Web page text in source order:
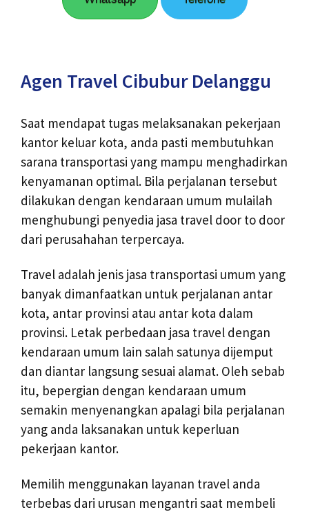
Agen Travel Cibubur Delanggu
Saat mendapat tugas melaksanakan pekerjaan
kantor keluar kota, anda pasti membutuhkan
sarana transportasi yang mampu menghadirkan
kenyamanan optimal. Bila perjalanan tersebut
dilakukan dengan kendaraan umum mulailah
menghubungi penyedia jasa travel door to door
dari perusahahan terpercaya.
Travel adalah jenis jasa transportasi umum yang
banyak dimanfaatkan untuk perjalanan antar
kota, antar provinsi atau antar kota dalam
provinsi. Letak perbedaan jasa travel dengan
kendaraan umum lain salah satunya dijemput
dan diantar langsung sesuai alamat. Oleh sebab
itu, bepergian dengan kendaraan umum
semakin menyenangkan apalagi bila perjalanan
yang anda laksanakan untuk keperluan
pekerjaan kantor.
Memilih menggunakan layanan travel anda
terbebas dari urusan mengantri saat membeli